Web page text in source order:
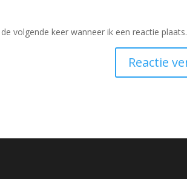
volgende keer wanneer ik een reactie plaats.